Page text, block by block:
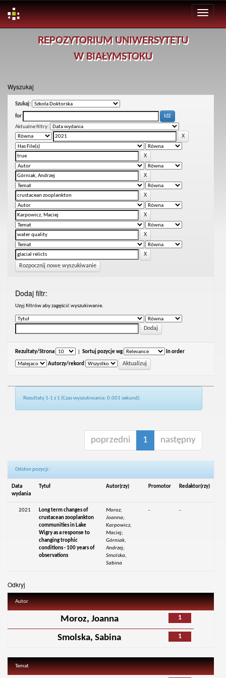
REPOZYTORIUM UNIWERSYTETU
W BIAŁYMSTOKU
Wyszukaj
Szukaj:
for
Aktualne filtry:
Rozpocznij nowe wyszukiwanie
Dodaj filtr:
Uzyj filtrów aby zagęścić wyszukiwanie.
Rezultaty/Strona Sortuj pozycje wg In order
Autorzy/rekord
Rezultaty 1-1 z 1 (Czas wyszukiwania: 0.001 sekund).
poprzedni 1 następny
Odsłon pozycji:
Data
wydania
Tytuł Autor(rzy) Promotor Redaktor(rzy)
2021
Long term changes of
crustacean zooplankton
communities in Lake
Wigry as a response to
changing trophic
conditions - 100 years of
observations
Moroz,
Joanna;
Karpowicz,
Maciej;
Górniak,
Andrzej;
Smolska,
Sabina
- -
Odkryj
Autor
1
Moroz, Joanna
1
Smolska, Sabina
Temat